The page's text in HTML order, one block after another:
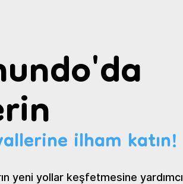
ilham katın!
yeni yollar keşfetmesine yardımcı